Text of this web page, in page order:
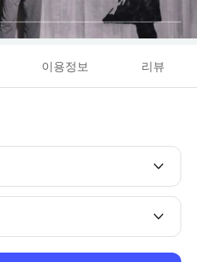
이용정보 리뷰